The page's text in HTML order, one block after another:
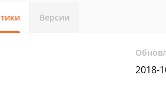
Версии
2018-